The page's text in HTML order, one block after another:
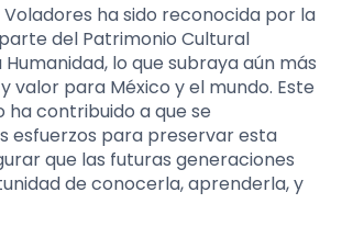
Voladores ha sido reconocida por la
del Patrimonio Cultural
lo que subraya aún más
valor para México y el mundo. Este
contribuido a que se
esfuerzos para preservar esta
que las futuras generaciones
de conocerla, aprenderla, y